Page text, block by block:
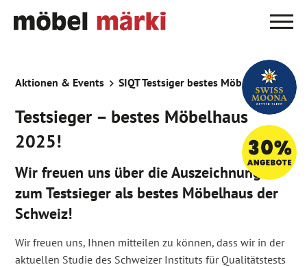
Aktionen & Events SIQT Testsiger bestes Möbelhaus
Testsieger – bestes Möbelhaus
2025!
Wir freuen uns über die Auszeichnung
zum Testsieger als bestes Möbelhaus der
Schweiz!
Wir freuen uns, Ihnen mitteilen zu können, dass wir in der
aktuellen Studie des Schweizer Instituts für Qualitätstests